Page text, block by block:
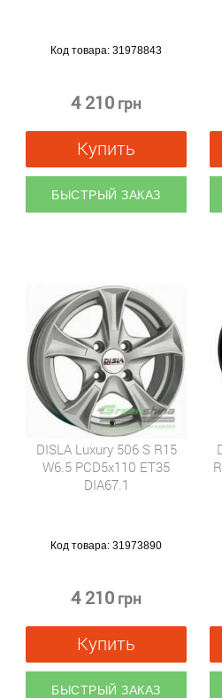
Код товара:31978843
4 210 грн
Купить
БЫСТРЫЙ ЗАКАЗ
DISLA Luxury 506 S R15
W6.5 PCD5x110 ET35
DIA67.1
Код товара:31973890
4 210 грн
Купить
БЫСТРЫЙ ЗАКАЗ